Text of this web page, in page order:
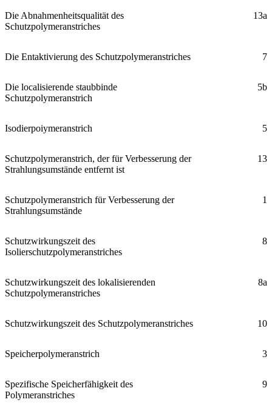
Die Abnahmenheitsqualität des
Schutzpolymeranstriches
13а
Die Entaktivierung des Schutzpolymeranstriches 7
Die localisierende staubbinde
Schutzpolymeranstrich
5b
Isodierpoiymeranstrich 5
Schutzpolymeranstrich, der für Verbesserung der
Strahlungsumstände entfernt ist
13
Schutzpolymeranstrich für Verbesserung der
Strahlungsumstände
1
Schutzwirkungszeit des
Isolierschutzpolymeranstriches
8
Schutzwirkungszeit des lokalisierenden
Schutzpolymeranstriches
8a
Schutzwirkungszeit des Schutzpolymeranstriches 10
Speicherpolymeranstrich 3
Spezifische Speicherfähigkeit des
Polymeranstriches
9